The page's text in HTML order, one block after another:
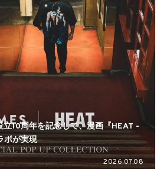
立10周年を記念して、漫画『HEAT -
ボが実現
2026.07.08